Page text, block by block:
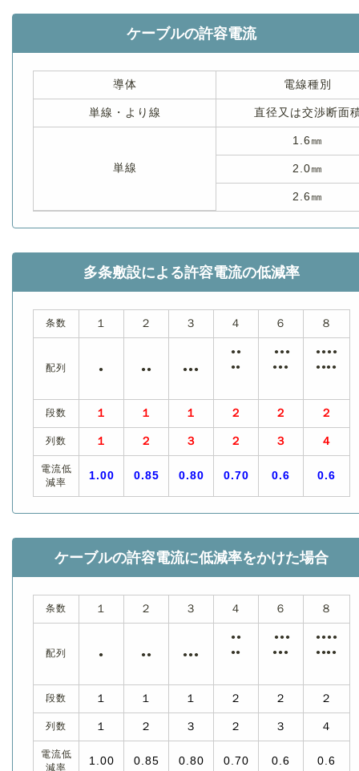
ケーブルの許容電流
導体 電線種別
単線・より線 直径又は交渉断面
単線
1.6㎜
2.0㎜
2.6㎜
多条敷設による許容電流の低減率
条数 １ ２ ３ ４ ６ ８
配列 ● ●● ●●●
●●
●●
●●●
●●●
●●●●
●●●●
段数 １ １ １ ２ ２ ２
列数 １ ２ ３ ２ ３ ４
電流低
減率
1.00 0.85 0.80 0.70 0.6 0.6
ケーブルの許容電流に低減率をかけた場合
条数 １ ２ ３ ４ ６ ８
配列 ● ●● ●●●
●●
●●
●●●
●●●
●●●●
●●●●
段数 １ １ １ ２ ２ ２
列数 １ ２ ３ ２ ３ ４
電流低
減率
1.00 0.85 0.80 0.70 0.6 0.6